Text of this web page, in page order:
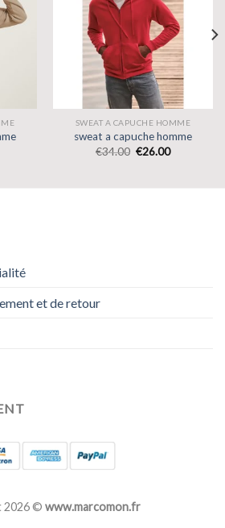
SWEAT A CAPUCHE HOMME
sweat a capuche homme
€34.00 €26.00
et de retour
2026 © www.marcomon.fr